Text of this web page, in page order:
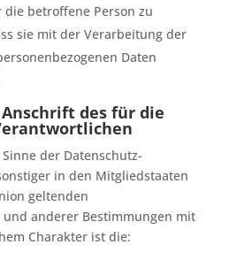
betroffene Person zu
sie mit der Verarbeitung der
Daten
des für die
der Datenschutz-
in den Mitgliedstaaten
geltenden
und anderer Bestimmungen mit
Charakter ist die: